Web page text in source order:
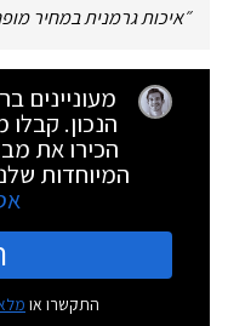
״איכות גרמנית במחיר
מעוניינים
הנכון. קבלו
הכירו את
המיוחדות
התקשרו או